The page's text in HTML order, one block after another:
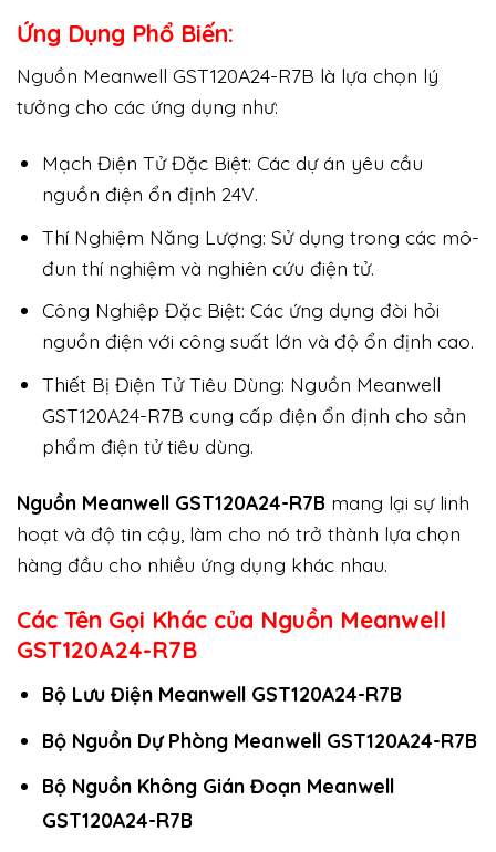
Ứng Dụng Phổ Biến:
Nguồn Meanwell GST120A24-R7B là lựa chọn lý
tưởng cho các ứng dụng như:
Mạch Điện Tử Đặc Biệt: Các dự án yêu cầu
nguồn điện ổn định 24V.
Thí Nghiệm Năng Lượng: Sử dụng trong các mô-
đun thí nghiệm và nghiên cứu điện tử.
Công Nghiệp Đặc Biệt: Các ứng dụng đòi hỏi
nguồn điện với công suất lớn và độ ổn định cao.
Thiết Bị Điện Tử Tiêu Dùng: Nguồn Meanwell
GST120A24-R7B cung cấp điện ổn định cho sản
phẩm điện tử tiêu dùng.
Nguồn Meanwell GST120A24-R7B mang lại sự linh
hoạt và độ tin cậy, làm cho nó trở thành lựa chọn
hàng đầu cho nhiều ứng dụng khác nhau.
Các Tên Gọi Khác của Nguồn Meanwell
GST120A24-R7B
Bộ Lưu Điện Meanwell GST120A24-R7B
Bộ Nguồn Dự Phòng Meanwell GST120A24-R7B
Bộ Nguồn Không Gián Đoạn Meanwell
GST120A24-R7B